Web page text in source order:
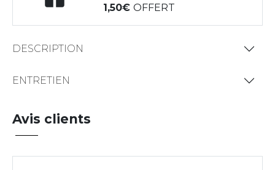
1,50OFFERT
DESCRIPTION
ENTRETIEN
Avis clients